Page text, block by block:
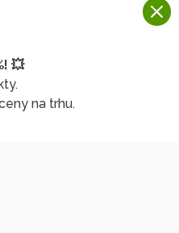
💥
na trhu.
niekoľko kategórií